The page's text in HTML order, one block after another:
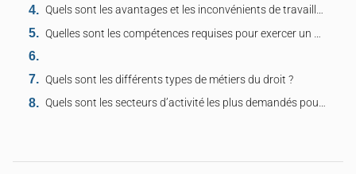
Quels sont les avantages et les inconvénients de travailler dans le droit ?
Quelles sont les compétences requises pour exercer un métier dans le droit ?
Quels sont les différents types de métiers du droit ?
Quels sont les secteurs d’activité les plus demandés pour les métiers du droit ?